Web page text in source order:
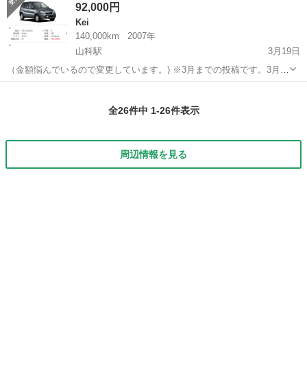
92,000円
Kei
140,000km
2007年
山科駅
3月19日
（金額悩んでいるので変更しています。) ※3月までの投稿です。3月ま
でにお話がなければ手放すのをやめることにしました。 画像の型式の
全26件中 1-26件表示
周辺情報を見る